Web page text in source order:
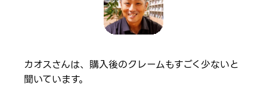
カオスさんは、購入後のクレームもすごく少ないと
聞いています。